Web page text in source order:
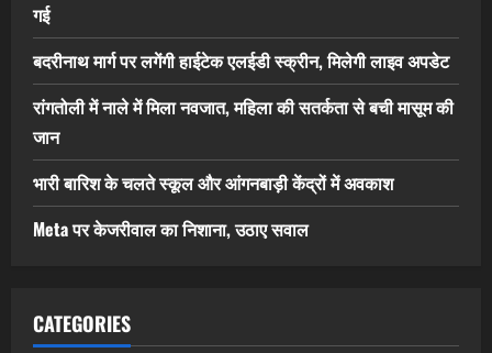
गई
बदरीनाथ मार्ग पर लगेंगी हाईटेक एलईडी स्क्रीन, मिलेगी लाइव अपडेट
रांगतोली में नाले में मिला नवजात, महिला की सतर्कता से बची मासूम की
जान
भारी बारिश के चलते स्कूल और आंगनबाड़ी केंद्रों में अवकाश
Meta पर केजरीवाल का निशाना, उठाए सवाल
CATEGORIES